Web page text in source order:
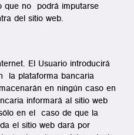
que no podrá imputarse
del sitio web.
El Usuario introducirá
la plataforma bancaria
en ningún caso en
informará al sitio web
en el caso de que la
el sitio web dará por